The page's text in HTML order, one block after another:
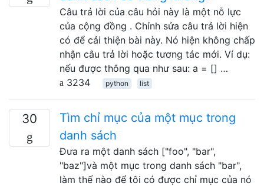
Câu trả lời của câu hỏi này là một nỗ lực
của cộng đồng . Chỉnh sửa câu trả lời hiện
có để cải thiện bài này. Nó hiện không chấp
nhận câu trả lời hoặc tương tác mới. Ví dụ:
nếu được thông qua như sau: a = [] …
3234
python list
30
Tìm chỉ mục của một mục trong
danh sách
Đưa ra một danh sách ["foo", "bar",
"baz"]và một mục trong danh sách "bar",
làm thế nào để tôi có được chỉ mục của nó